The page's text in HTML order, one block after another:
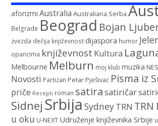
aforizmi Australia Australiana Serba
Belgrade Beograd Bojan
zvezda dečija književnostdijaspora humor
opancima književnost Kultura
Melbourne Melburn moj klub muzika
Novosti Partizan Petar Pješivac Pisma iz
priče Recepti roman satirasatiričar
Sidnej Srbija SydneyTRN TRN
u oku U-NEXT Udruženje književnika Srbije